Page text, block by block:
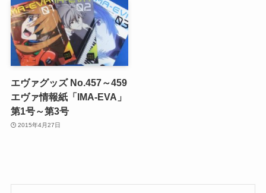
エヴァグッズ No.457～459
エヴァ情報紙「IMA-EVA」
第1号～第3号
2015年4月27日